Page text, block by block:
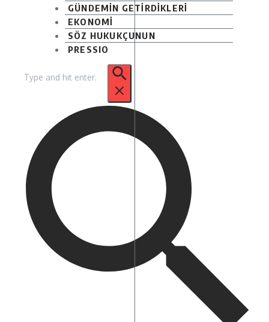
GÜNDEMİN GETİRDİKLERİ
EKONOMİ
SÖZ HUKUKÇUNUN
PRESSIO